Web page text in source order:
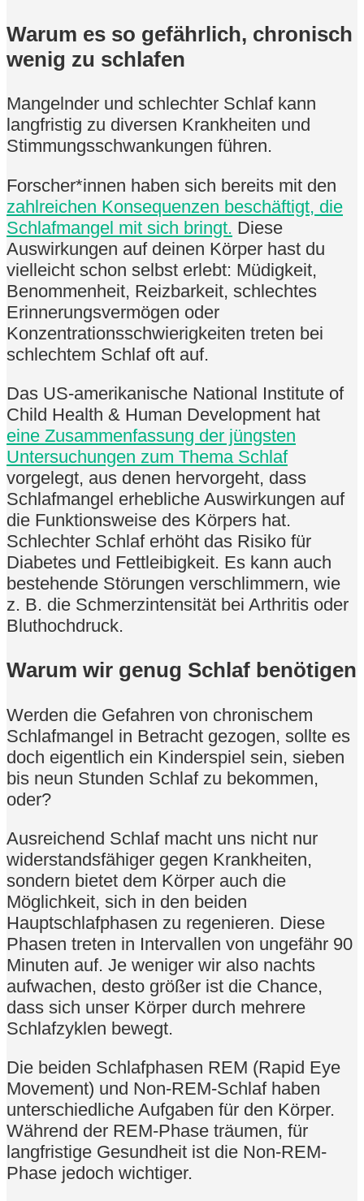
Warum es so gefährlich, chronisch
wenig zu schlafen
Mangelnder und schlechter Schlaf kann
langfristig zu diversen Krankheiten und
Stimmungsschwankungen führen.
Forscher*innen haben sich bereits mit den
zahlreichen Konsequenzen beschäftigt, die
Schlafmangel mit sich bringt. Diese
Auswirkungen auf deinen Körper hast du
vielleicht schon selbst erlebt: Müdigkeit,
Benommenheit, Reizbarkeit, schlechtes
Erinnerungsvermögen oder
Konzentrationsschwierigkeiten treten bei
schlechtem Schlaf oft auf.
Das US-amerikanische National Institute of
Child Health & Human Development hat
eine Zusammenfassung der jüngsten
Untersuchungen zum Thema Schlaf
vorgelegt, aus denen hervorgeht, dass
Schlafmangel erhebliche Auswirkungen auf
die Funktionsweise des Körpers hat.
Schlechter Schlaf erhöht das Risiko für
Diabetes und Fettleibigkeit. Es kann auch
bestehende Störungen verschlimmern, wie
z. B. die Schmerzintensität bei Arthritis oder
Bluthochdruck.
Warum wir genug Schlaf benötigen
Werden die Gefahren von chronischem
Schlafmangel in Betracht gezogen, sollte es
doch eigentlich ein Kinderspiel sein, sieben
bis neun Stunden Schlaf zu bekommen,
oder?
Ausreichend Schlaf macht uns nicht nur
widerstandsfähiger gegen Krankheiten,
sondern bietet dem Körper auch die
Möglichkeit, sich in den beiden
Hauptschlafphasen zu regenieren. Diese
Phasen treten in Intervallen von ungefähr 90
Minuten auf. Je weniger wir also nachts
aufwachen, desto größer ist die Chance,
dass sich unser Körper durch mehrere
Schlafzyklen bewegt.
Die beiden Schlafphasen REM (Rapid Eye
Movement) und Non-REM-Schlaf haben
unterschiedliche Aufgaben für den Körper.
Während der REM-Phase träumen, für
langfristige Gesundheit ist die Non-REM-
Phase jedoch wichtiger.